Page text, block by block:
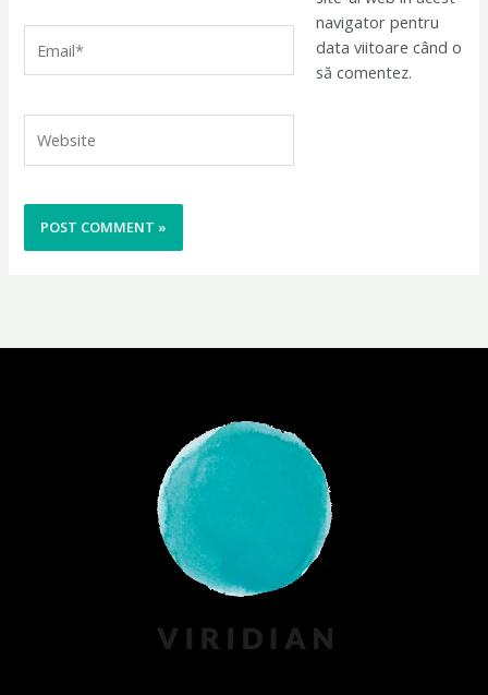
navigator pentru
data viitoare când o
să comentez.